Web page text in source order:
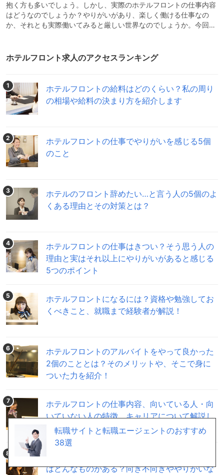
ホテルフロント求人のアクセスランキング
1
ホテルフロントの給料はどのくらい？私の周り
の相場や給料の決まり方を紹介します
2
ホテルフロントの仕事でやりがいを感じる5個
のこと
3
ホテルのフロント辞めたい…と言う人の5個のよ
くある理由とその対策とは？
4
ホテルフロントの仕事はきつい？そう思う人の
理由と実はそれ以上にやりがいがあると感じる
5つのポイント
5
ホテルフロントになるには？資格や勉強してお
くべきこと、就職まで経験者が解説！
6
ホテルフロントのアルバイトをやって良かった
2個のこととは？そのメリットや、そこで身に
ついた力を紹介！
7
ホテルフロントの仕事内容、向いている人・向
いていない人の特徴、キャリアについて解説し
ます
8
はどんなものがある？向き不向きややりがいな
抱く方も多いでしょう。しかし、実際のホテルフロントの仕事内容
はどうなのでしょうか？やりがいがあり、楽しく働ける仕事なの
か、それとも実際働いてみると厳しい世界なのでしょうか。今回は
とめてみました。興味のある方はぜひ参考までにご一読いただけた
らと思います。ホテルフロントの仕事はどんな仕事？ホテルのフロ
対応がそのホテルの印象を左右すると言っても過言ではありませ
ん。
転職サイトと転職エージェントのおすすめ
38選